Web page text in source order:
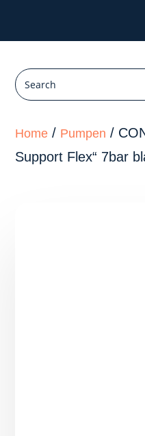
Home / Pumpen /
Support Flex“ 7bar